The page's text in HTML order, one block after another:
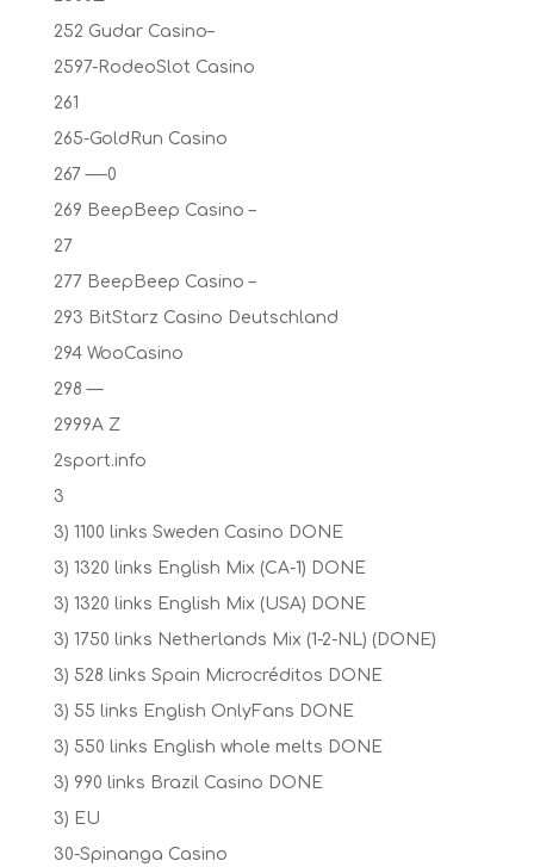
252 Gudar Casino–
2597-RodeoSlot Casino
261
265-GoldRun Casino
267 —-0
269 BeepBeep Casino –
27
277 BeepBeep Casino –
293 BitStarz Casino Deutschland
294 WooCasino
298 —
2999A Z
2sport.info
3
3) 1100 links Sweden Casino DONE
3) 1320 links English Mix (CA-1) DONE
3) 1320 links English Mix (USA) DONE
3) 1750 links Netherlands Mix (1-2-NL) (DONE)
3) 528 links Spain Microcréditos DONE
3) 55 links English OnlyFans DONE
3) 550 links English whole melts DONE
3) 990 links Brazil Casino DONE
3) EU
30-Spinanga Casino